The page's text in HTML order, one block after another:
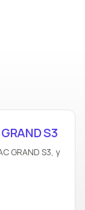
S3
GRAND S3, y